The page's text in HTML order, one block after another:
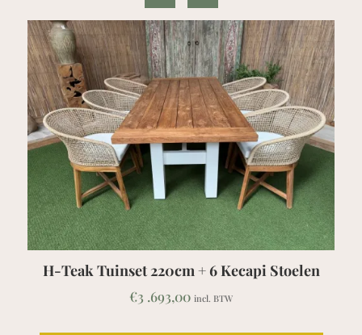
Teak Picknicktafel / Bank Barrat
€1 .839,00 incl. BTW